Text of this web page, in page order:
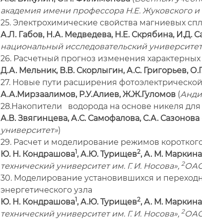
академия имени профессора Н.Е. Жуковского
25. Электрохимические свойства магниевых
А.Л. Габов, Н.А. Медведева, Н.Е. Скрябина, И.Д.
национальный исследовательский
26. Расчетный прогноз изменения
Д.А. Мельник, В.В. Скорлыгин, А.С. Григорьев,
27. Новые пути расширения
А.А.Мирзаалимов, Р.У.Алиев, Ж.Ж.Гуломов(
28.Накопители водорода на основе никеля для
А.В. Звягинцева, А.С. Самофалова, С.А. Сазонова
университет»)
29. Расчет и моделирование режимов
Ю. Н. Кондрашова1, А.Ю. Турищев2, А. М. Маркина
технический университет им. Г. И. Носова», 2ОАО
30. Моделирование установившихся и
энергетического узла
Ю. Н. Кондрашова1, А.Ю. Турищев2, А. М. Маркина
технический университет им. Г. И. Носова», 2ОАО